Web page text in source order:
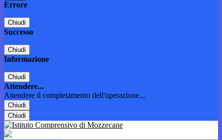
Errore
Chiudi
Successo
Chiudi
Informazione
Chiudi
Attendere...
Attendere il completamento dell'operazione...
Chiudi
Chiudi